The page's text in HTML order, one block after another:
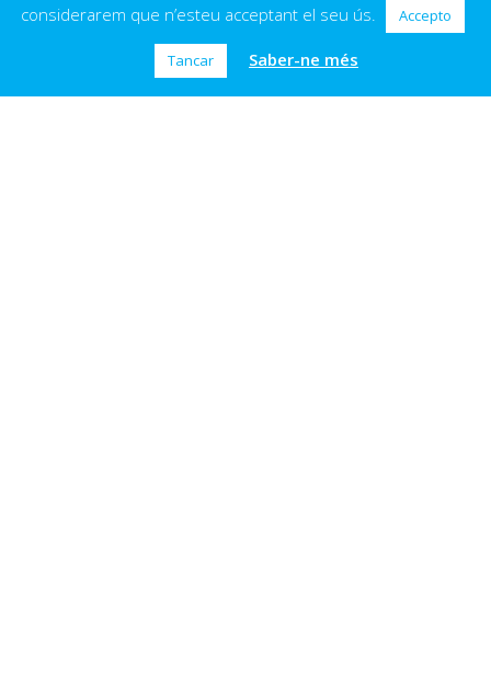
considerarem que n’esteu acceptant el seu ús.
Accepto
Tancar Saber-ne més